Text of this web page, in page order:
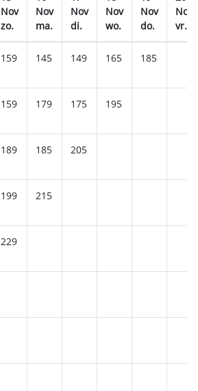
Nov
zo.
Nov
ma.
Nov
di.
Nov
wo.
Nov
do.
Nov
vr.
159 145 149 165 185
159 179 175 195
189 185 205
199 215
229